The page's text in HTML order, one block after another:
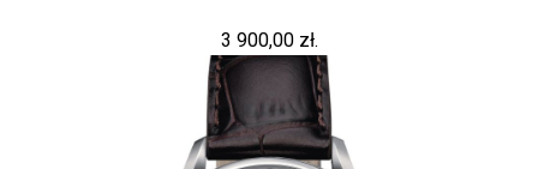
3 900,00 zł.